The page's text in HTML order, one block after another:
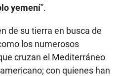
yemení”.
de su tierra en busca de
los numerosos
cruzan el Mediterráneo
con quienes han